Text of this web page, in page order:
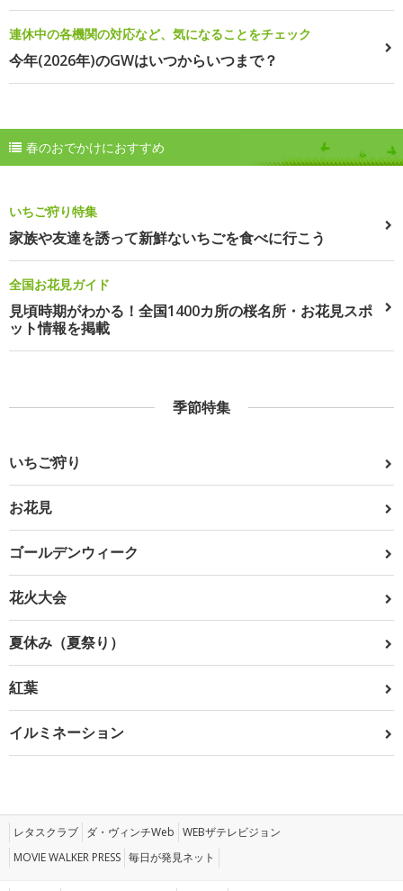
連休中の各機関の対応など、気になることをチェック
今年(2026年)のGWはいつからいつまで？
春のおでかけにおすすめ
いちご狩り特集
家族や友達を誘って新鮮ないちごを食べに行こう
全国お花見ガイド
見頃時期がわかる！全国1400カ所の桜名所・お花見スポ
ット情報を掲載
季節特集
いちご狩り
お花見
ゴールデンウィーク
花火大会
夏休み（夏祭り）
紅葉
イルミネーション
レタスクラブ ダ・ヴィンチWeb WEBザテレビジョン
MOVIE WALKER PRESS 毎日が発見ネット